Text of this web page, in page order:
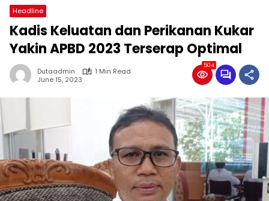
Headline
Kadis Keluatan dan Perikanan Kukar
Yakin APBD 2023 Terserap Optimal
Dutaadmin
1 Min Read
June 15, 2023
504